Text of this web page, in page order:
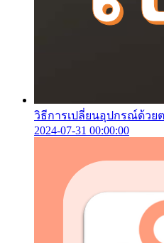
วิธีการเปลี่ยนอุปกรณ์ด้วยต
2024-07-31 00:00:00